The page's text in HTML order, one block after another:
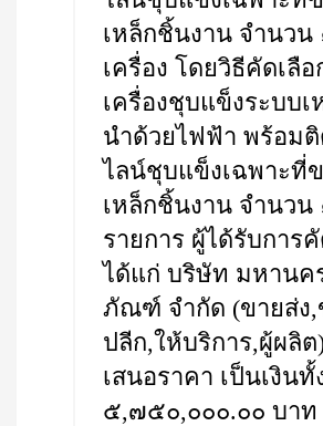
เหล็กชิ้นงาน จำนวน
เครื่อง โดยวิธีคัดเลื
เครื่องชุบแข็งระบบเ
นำด้วยไฟฟ้า พร้อม
ไลน์ชุบแข็งเฉพาะที่
เหล็กชิ้นงาน จำนวน
รายการ ผู้ได้รับการ
ได้แก่ บริษัท มหานค
ภัณฑ์ จำกัด (ขายส่ง,
ปลีก,ให้บริการ,ผู้ผลิต
เสนอราคา เป็นเงินทั้
๕,๗๕๐,๐๐๐.๐๐ บาท